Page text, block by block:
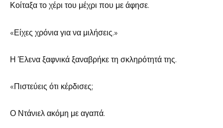
Κοίταξα το χέρι του μέχρι που με άφησε.
«Είχες χρόνια για να μιλήσεις.»
Η Έλενα ξαφνικά ξαναβρήκε τη σκληρότητά της.
«Πιστεύεις ότι κέρδισες;
Ο Ντάνιελ ακόμη με αγαπά.